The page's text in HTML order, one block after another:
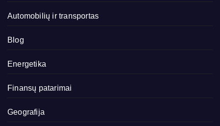
Automobilių ir transportas
Blog
Energetika
Finansų patarimai
Geografija